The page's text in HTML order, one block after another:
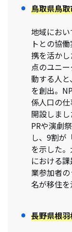
鳥取県鳥
地域にお
トとの協
携を活か
点のユニ
動する人
を創出。
係人口の
開設しま
PRや演劇
し、9割が
を示した
における
業参加者
名が移住を
長野県根